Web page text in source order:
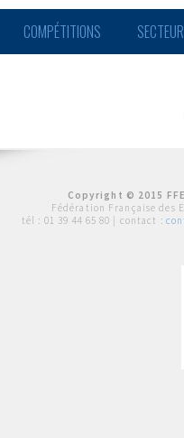
COMPÉTITIONS
Copyright © 2015
Fédération Française des
tél : 01 39 44 65 80 | contact :